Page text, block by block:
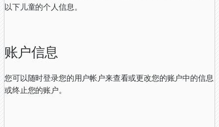
以下儿童的个人信息。
账户信息
您可以随时登录您的用户帐户来查看或更改您的账户中的信息
或终止您的账户。